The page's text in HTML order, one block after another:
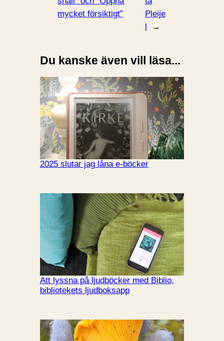
mycket försiktigt”
Pleije
→
Du kanske även vill läsa...
2025 slutar jag låna e-böcker
Att lyssna på ljudböcker med Biblio,
bibliotekets ljudboksapp